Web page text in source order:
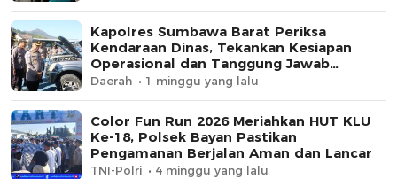
Kapolres Sumbawa Barat Periksa
Kendaraan Dinas, Tekankan Kesiapan
Operasional dan Tanggung Jawab
Personel
Daerah 1 minggu yang lalu
Color Fun Run 2026 Meriahkan HUT KLU
Ke-18, Polsek Bayan Pastikan
Pengamanan Berjalan Aman dan Lancar
TNI-Polri 4 minggu yang lalu